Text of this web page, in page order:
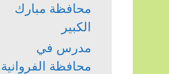
محافظة مبارك
الكبير
مدرس في
محافظة الفروانية